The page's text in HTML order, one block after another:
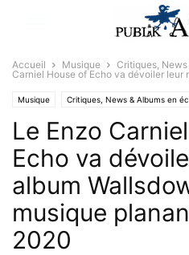
Accueil Musique Critiques,
Carniel House of Echo va dévoiler leur
Musique Critiques, News & Albums en
Le Enzo
Echo va
album
musique
2020